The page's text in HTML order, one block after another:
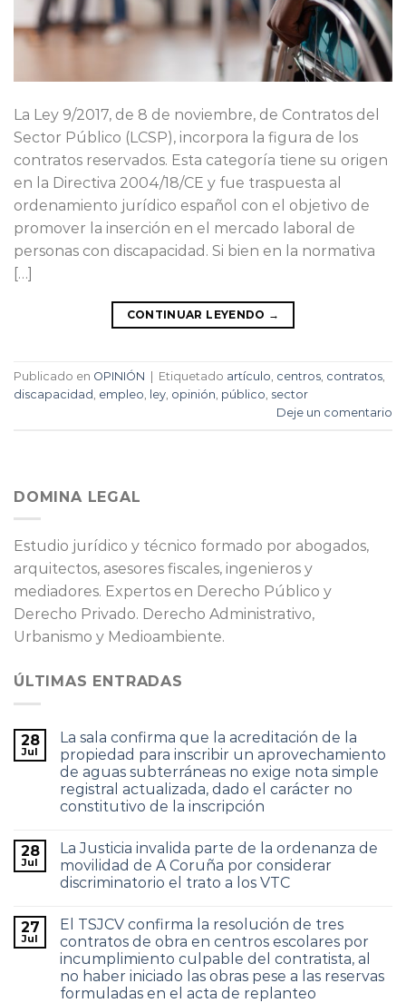
La Ley 9/2017, de 8 de noviembre, de Contratos del
Sector Público (LCSP), incorpora la figura de los
contratos reservados. Esta categoría tiene su origen
en la Directiva 2004/18/CE y fue traspuesta al
ordenamiento jurídico español con el objetivo de
promover la inserción en el mercado laboral de
personas con discapacidad. Si bien en la normativa
[…]
CONTINUAR LEYENDO →
Publicado en OPINIÓN Etiquetado artículo, centros, contratos,
discapacidad, empleo, ley, opinión, público, sector
Deje un comentario
DOMINA LEGAL
Estudio jurídico y técnico formado por abogados,
arquitectos, asesores fiscales, ingenieros y
mediadores. Expertos en Derecho Público y
Derecho Privado. Derecho Administrativo,
Urbanismo y Medioambiente.
ÚLTIMAS ENTRADAS
28
Jul
La sala confirma que la acreditación de la
propiedad para inscribir un aprovechamiento
de aguas subterráneas no exige nota simple
registral actualizada, dado el carácter no
constitutivo de la inscripción
28
Jul
La Justicia invalida parte de la ordenanza de
movilidad de A Coruña por considerar
discriminatorio el trato a los VTC
27
Jul
El TSJCV confirma la resolución de tres
contratos de obra en centros escolares por
incumplimiento culpable del contratista, al
no haber iniciado las obras pese a las reservas
formuladas en el acta de replanteo